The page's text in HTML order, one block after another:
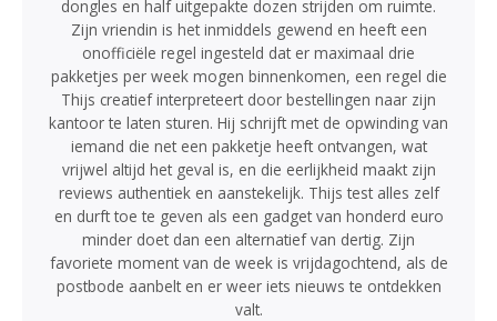
dongles en half uitgepakte dozen strijden om ruimte.
Zijn vriendin is het inmiddels gewend en heeft een
onofficiële regel ingesteld dat er maximaal drie
pakketjes per week mogen binnenkomen, een regel die
Thijs creatief interpreteert door bestellingen naar zijn
kantoor te laten sturen. Hij schrijft met de opwinding van
iemand die net een pakketje heeft ontvangen, wat
vrijwel altijd het geval is, en die eerlijkheid maakt zijn
reviews authentiek en aanstekelijk. Thijs test alles zelf
en durft toe te geven als een gadget van honderd euro
minder doet dan een alternatief van dertig. Zijn
favoriete moment van de week is vrijdagochtend, als de
postbode aanbelt en er weer iets nieuws te ontdekken
valt.